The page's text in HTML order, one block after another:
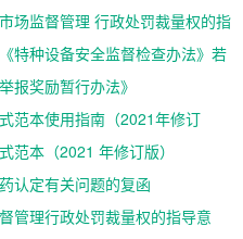
场监督管理 行政处罚裁量权的指
特种设备安全监督检查办法》若
报奖励暂行办法》
范本使用指南（2021年修订
范本（2021 年修订版）
认定有关问题的复函
管理行政处罚裁量权的指导意